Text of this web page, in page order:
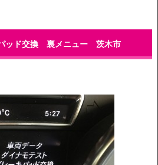
ッド交換 裏メニュー 茨木市